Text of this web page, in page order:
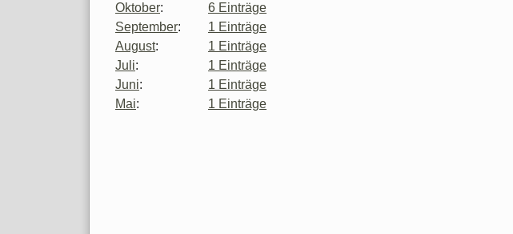
Oktober:
6 Einträge
September:
1 Einträge
August:
1 Einträge
Juli:
1 Einträge
Juni:
1 Einträge
Mai: 1 Einträge